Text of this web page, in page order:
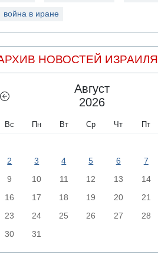
война в иране
НОВОСТЕЙ ИЗРАИЛЯ
Август
2026
Вс Пн Вт Ср Чт Пт
2
3 4 5 6 7
9
10 11 12 13 14
16
17 18 19 20 21
23
24 25 26 27 28
30
31